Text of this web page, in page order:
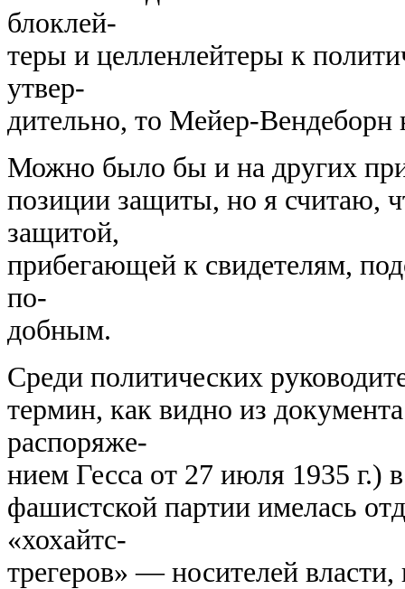
блоклей-
теры и целленлейтеры к
утвер-
дительно, то Мейер-Вендеборн
Можно было бы и на других
позиции защиты, но я считаю,
защитой,
прибегающей к свидетелям,
по-
добным.
Среди политических
термин, как видно из
распоряже-
нием Гесса от 27 июля 1935 г.)
фашистской партии имелась
«хохайтс-
трегеров» — носителей